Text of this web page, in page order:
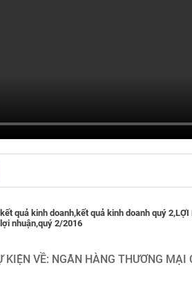
kết quả kinh doanh,kết quả kinh doanh quý 2,LỢI
lợi nhuận,quý 2/2016
KIỆN VỀ: NGÂN HÀNG THƯƠNG MẠI